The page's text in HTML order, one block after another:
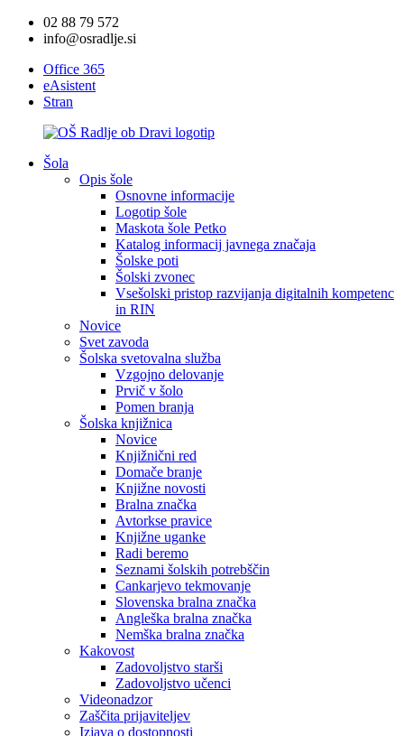
02 88 79 572
info@osradlje.si
Office 365
eAsistent
Stran
Šola
Opis šole
Osnovne informacije
Logotip šole
Maskota šole Petko
Katalog informacij javnega značaja
Šolske poti
Šolski zvonec
Vsešolski pristop razvijanja digitalnih kompetenc
in RIN
Novice
Svet zavoda
Šolska svetovalna služba
Vzgojno delovanje
Prvič v šolo
Pomen branja
Šolska knjižnica
Novice
Knjižnični red
Domače branje
Knjižne novosti
Bralna značka
Avtorkse pravice
Knjižne uganke
Radi beremo
Seznami šolskih potrebščin
Cankarjevo tekmovanje
Slovenska bralna značka
Angleška bralna značka
Nemška bralna značka
Kakovost
Zadovoljstvo starši
Zadovoljstvo učenci
Videonadzor
Zaščita prijaviteljev
Izjava o dostopnosti